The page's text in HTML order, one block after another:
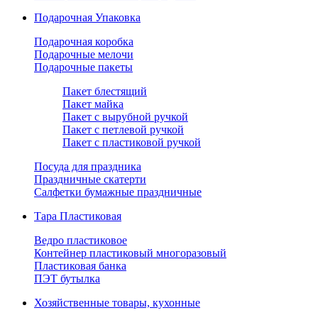
Подарочная Упаковка
Подарочная коробка
Подарочные мелочи
Подарочные пакеты
Пакет блестящий
Пакет майка
Пакет с вырубной ручкой
Пакет с петлевой ручкой
Пакет с пластиковой ручкой
Посуда для праздника
Праздничные скатерти
Салфетки бумажные праздничные
Тара Пластиковая
Ведро пластиковое
Контейнер пластиковый многоразовый
Пластиковая банка
ПЭТ бутылка
Хозяйственные товары, кухонные